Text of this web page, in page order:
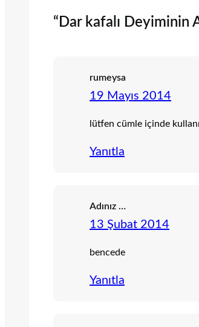
“Dar kafalı Deyiminin
rumeysa
19 Mayıs 2014
lütfen cümle içinde
Yanıtla
Adınız …
13 Şubat 2014
bencede
Yanıtla